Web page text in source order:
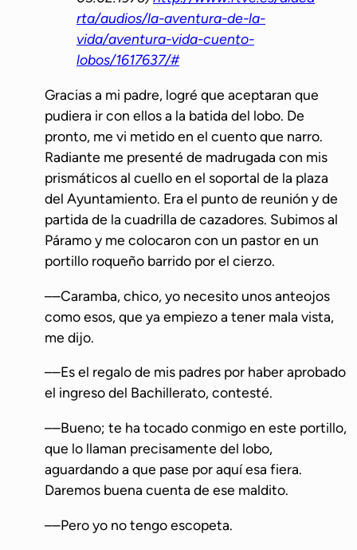
rta/audios/la-aventura-de-la-
vida/aventura-vida-cuento-
lobos/1617637/#
Gracias a mi padre, logré que aceptaran que
pudiera ir con ellos a la batida del lobo. De
pronto, me vi metido en el cuento que narro.
Radiante me presenté de madrugada con mis
prismáticos al cuello en el soportal de la plaza
del Ayuntamiento. Era el punto de reunión y de
partida de la cuadrilla de cazadores. Subimos al
Páramo y me colocaron con un pastor en un
portillo roqueño barrido por el cierzo.
––Caramba, chico, yo necesito unos anteojos
como esos, que ya empiezo a tener mala vista,
me dijo.
––Es el regalo de mis padres por haber aprobado
el ingreso del Bachillerato, contesté.
––Bueno; te ha tocado conmigo en este portillo,
que lo llaman precisamente del lobo,
aguardando a que pase por aquí esa fiera.
Daremos buena cuenta de ese maldito.
––Pero yo no tengo escopeta.